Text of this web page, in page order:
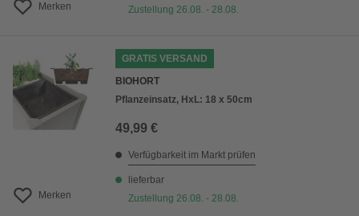
Merken
Zustellung 26.08. - 28.08.
Merken
GRATIS VERSAND
BIOHORT
Pflanzeinsatz, HxL: 18 x 50cm
49,99 €
Verfügbarkeit im Markt prüfen
lieferbar
Zustellung 26.08. - 28.08.